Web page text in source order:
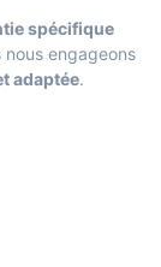
spécifique
engageons
adaptée.